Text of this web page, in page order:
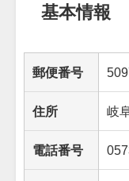
基本情報
郵便番号
住所 岐
電話番号